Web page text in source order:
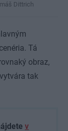
Dittrich
Tá
obraz,
tak
v